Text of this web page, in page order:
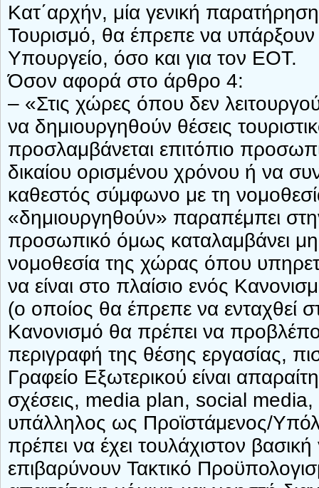
Κατ΄αρχήν, μία γενική παρατήρηση
Τουρισμό, θα έπρεπε να
Υπουργείο, όσο και για τον ΕΟΤ.
Όσον αφορά στο άρθρο 4:
– «Στις χώρες όπου δεν
να δημιουργηθούν θέσεις
προσλαμβάνεται επιτόπιο
δικαίου ορισμένου χρόνου ή να
καθεστός σύμφωνο με τη
«δημιουργηθούν» παραπέμπει
προσωπικό όμως καταλαμβάνει μη
νομοθεσία της χώρας όπου
να είναι στο πλαίσιο ενός
(ο οποίος θα έπρεπε να ενταχθεί
Κανονισμό θα πρέπει να
περιγραφή της θέσης εργασίας,
Γραφείο Εξωτερικού είναι
σχέσεις, media plan, social
υπάλληλος ως Προϊστάμενος/
πρέπει να έχει τουλάχιστον
επιβαρύνουν Τακτικό